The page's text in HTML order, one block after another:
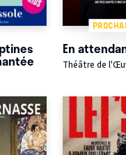
En
Théâtre de